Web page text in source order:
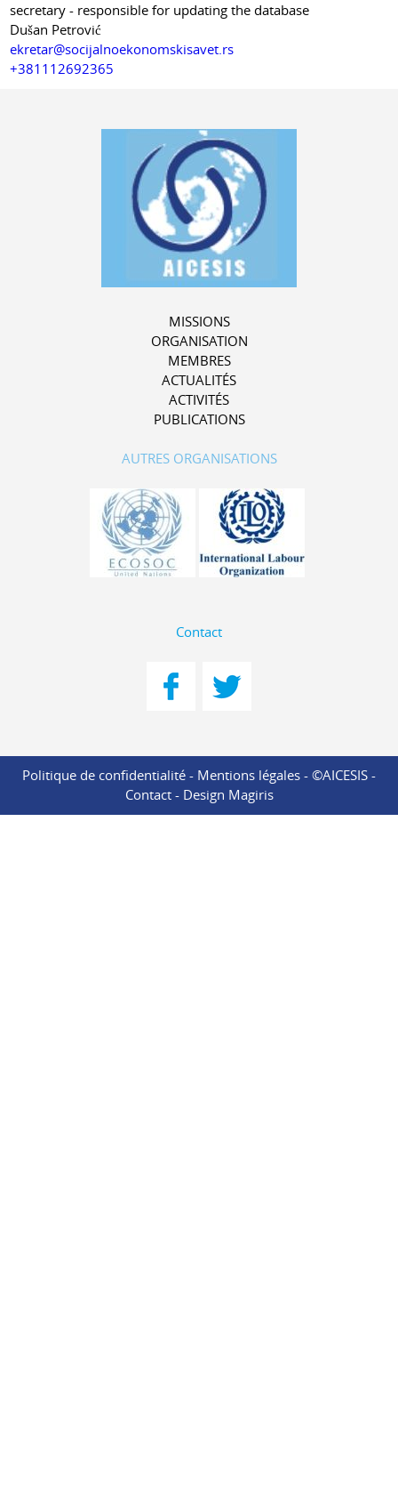
secretary - responsible for updating the database
Dušan Petrović
ekretar@socijalnoekonomskisavet.rs
+381112692365
MISSIONS
ORGANISATION
MEMBRES
ACTUALITÉS
ACTIVITÉS
PUBLICATIONS
AUTRES ORGANISATIONS
Contact
Politique de confidentialité - Mentions légales - ©AICESIS -
Contact- Design Magiris